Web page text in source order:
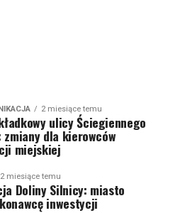
2 miesiące temu
ulicy Ściegiennego
dla kierowców
miejskiej
2 miesiące temu
Doliny Silnicy: miasto
inwestycji